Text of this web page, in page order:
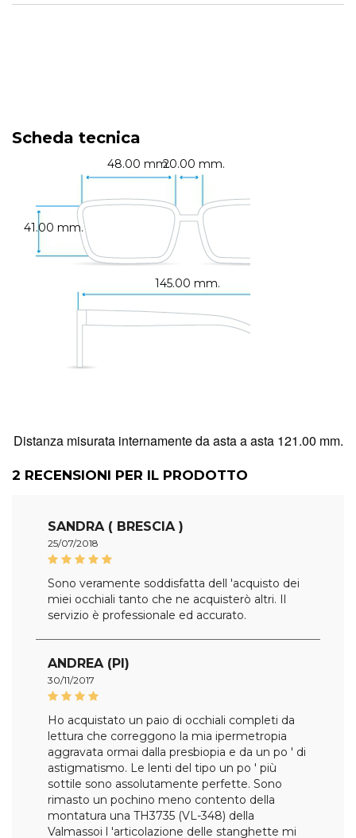
Scheda tecnica
48.00 mm.20.00 mm.
145.00 mm.
41.00 mm.
Distanza misurata internamente da asta a asta 121.00 mm.
2 RECENSIONI PER IL PRODOTTO
SANDRA ( BRESCIA )
25/07/2018
Sono veramente soddisfatta dell 'acquisto dei
miei occhiali tanto che ne acquisterò altri. Il
servizio è professionale ed accurato.
ANDREA (PI)
30/11/2017
Ho acquistato un paio di occhiali completi da
lettura che correggono la mia ipermetropia
aggravata ormai dalla presbiopia e da un po ' di
astigmatismo. Le lenti del tipo un po ' più
sottile sono assolutamente perfette. Sono
rimasto un pochino meno contento della
montatura una TH3735 (VL-348) della
Valmassoi l 'articolazione delle stanghette mi